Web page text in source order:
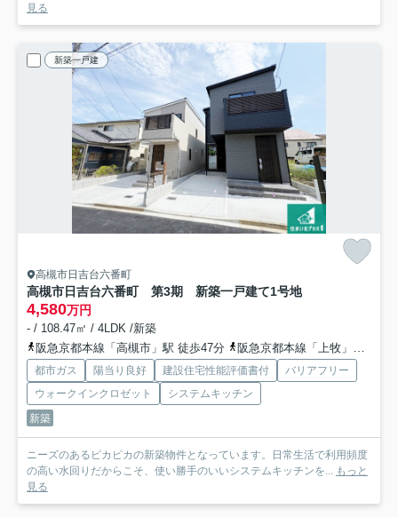
見る
新築一戸建
高槻市日吉台六番町
高槻市日吉台六番町 第3期 新築一戸建て1号地
4,580万円
- / 108.47㎡ / 4LDK /新築
阪急京都本線「高槻市」駅 徒歩47分
阪急京都本線「上牧」駅 徒歩68分
都市ガス 陽当り良好 建設住宅性能評価書付
バリアフリー
ウォークインクロゼット
システムキッチン
新築
ニーズのあるピカピカの新築物件となっています。日常生活で利用頻度
の高い水回りだからこそ、使い勝手のいいシステムキッチンを...
もっと
見る